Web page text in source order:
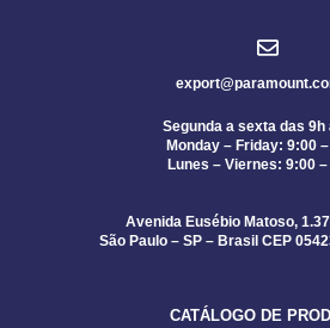
Segunda a sexta das 9h
Monday – Friday: 9:00
Lunes – Viernes: 9:00
Avenida Eusébio Matoso,
São Paulo – SP – Brasil CEP
CATÁLOGO DE